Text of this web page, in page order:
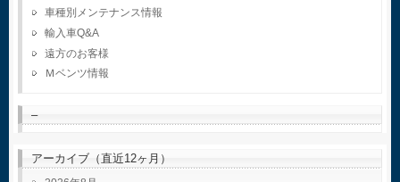
車種別メンテナンス情報
輸入車Q&A
遠方のお客様
Ｍベンツ情報
–
アーカイブ（直近12ヶ月）